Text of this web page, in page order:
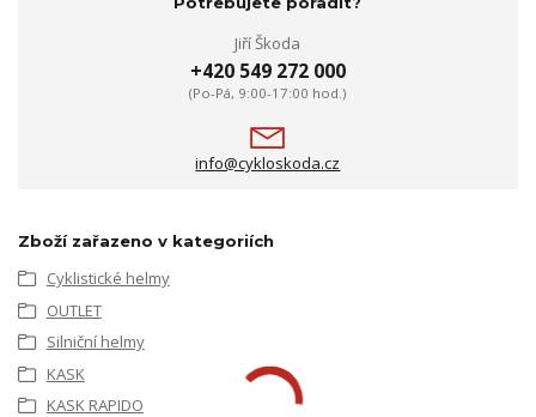
Jiří Škoda
+420 549 272 000
(Po-Pá, 9:00-17:00 hod.)
info@cykloskoda.cz
Zboží zařazeno v kategoriích
Cyklistické helmy
OUTLET
Silniční helmy
KASK
KASK RAPIDO